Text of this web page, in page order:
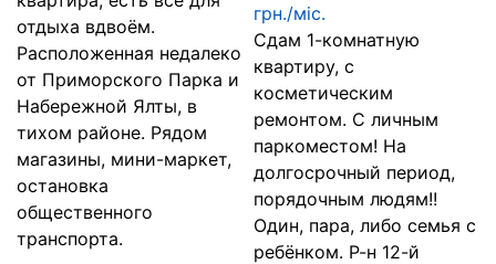
отдыха вдвоём.
Расположенная недалеко
от Приморского Парка и
Набережной Ялты, в
тихом районе. Рядом
магазины, мини-маркет,
остановка
общественного
транспорта.
грн./міс.
Сдам 1-комнатную
квартиру, с
косметическим
ремонтом. С личным
паркоместом! На
долгосрочный период,
порядочным людям!!
Один, пара, либо семья с
ребёнком. Р-н 12-й